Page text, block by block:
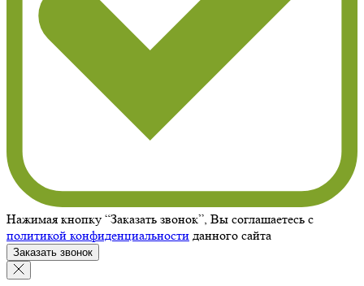
Нажимая кнопку “Заказать звонок”, Вы соглашаетесь с
политикой конфиденциальности данного сайта
Заказать звонок